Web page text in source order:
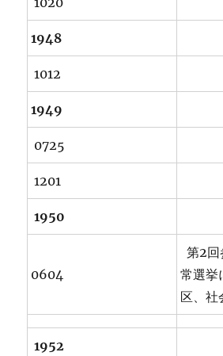
1948
1012
1949
0725
1201
1950
0604
第2回
常選挙
区、社
1952